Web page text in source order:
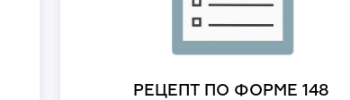
РЕЦЕПТ ПО ФОРМЕ 148